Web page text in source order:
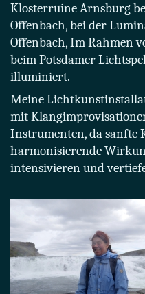
Klosterruine Arnsburg
Offenbach, bei der
Offenbach, Im Rahmen
beim Potsdamer
illuminiert.
Meine
mit
Instrumenten, da sanfte
harmonisierende
intensivieren und